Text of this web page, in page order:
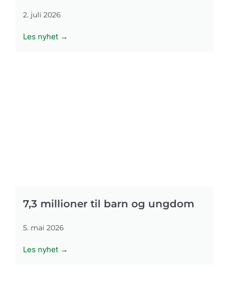
2. juli 2026
Les nyhet →
7,3 millioner til barn og ungdom
5. mai 2026
Les nyhet →